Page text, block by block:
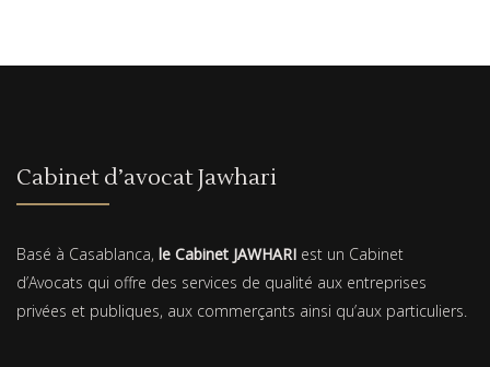
Cabinet d’avocat Jawhari
Basé à Casablanca, le Cabinet JAWHARI est un Cabinet
d’Avocats qui offre des services de qualité aux entreprises
privées et publiques, aux commerçants ainsi qu’aux particuliers.